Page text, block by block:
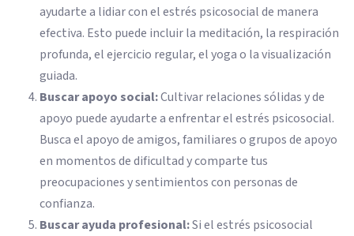
ayudarte a lidiar con el estrés psicosocial de manera
efectiva. Esto puede incluir la meditación, la respiración
profunda, el ejercicio regular, el yoga o la visualización
guiada.
Buscar apoyo social:Cultivar relaciones sólidas y de
apoyo puede ayudarte a enfrentar el estrés psicosocial.
Busca el apoyo de amigos, familiares o grupos de apoyo
en momentos de dificultad y comparte tus
preocupaciones y sentimientos con personas de
confianza.
Buscar ayuda profesional:Si el estrés psicosocial